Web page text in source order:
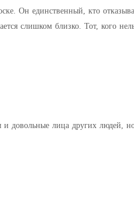
И это
довольные лица других людей,